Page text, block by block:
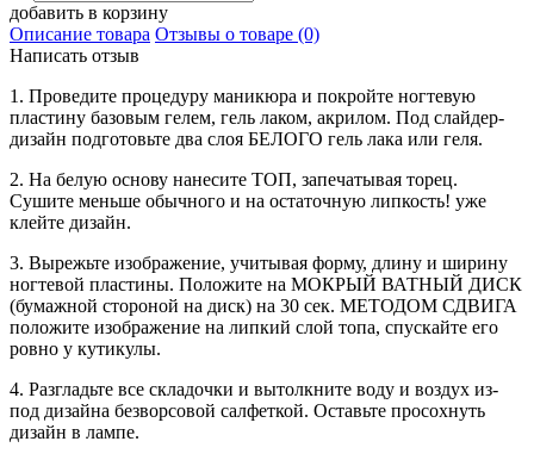
добавить в корзину
Описание товара Отзывы о товаре (0)
Написать отзыв
1. Проведите процедуру маникюра и покройте ногтевую
пластину базовым гелем, гель лаком, акрилом. Под слайдер-
дизайн подготовьте два слоя БЕЛОГО гель лака или геля.
2. На белую основу нанесите ТОП, запечатывая торец.
Сушите меньше обычного и на остаточную липкость! уже
клейте дизайн.
3. Вырежьте изображение, учитывая форму, длину и ширину
ногтевой пластины. Положите на МОКРЫЙ ВАТНЫЙ ДИСК
(бумажной стороной на диск) на 30 сек. МЕТОДОМ СДВИГА
положите изображение на липкий слой топа, спускайте его
ровно у кутикулы.
4. Разгладьте все складочки и вытолкните воду и воздух из-
под дизайна безворсовой салфеткой. Оставьте просохнуть
дизайн в лампе.